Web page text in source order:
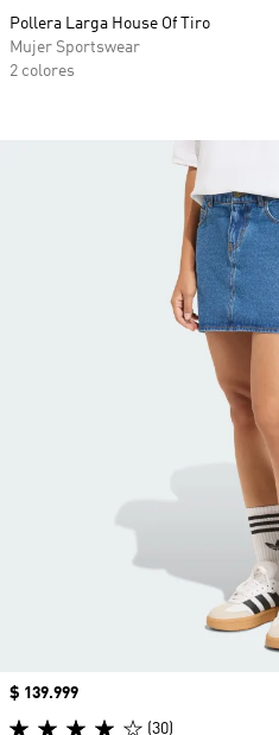
Pollera Larga House Of Tiro
Mujer Sportswear
2 colores
Precio
$ 139.999
(30)